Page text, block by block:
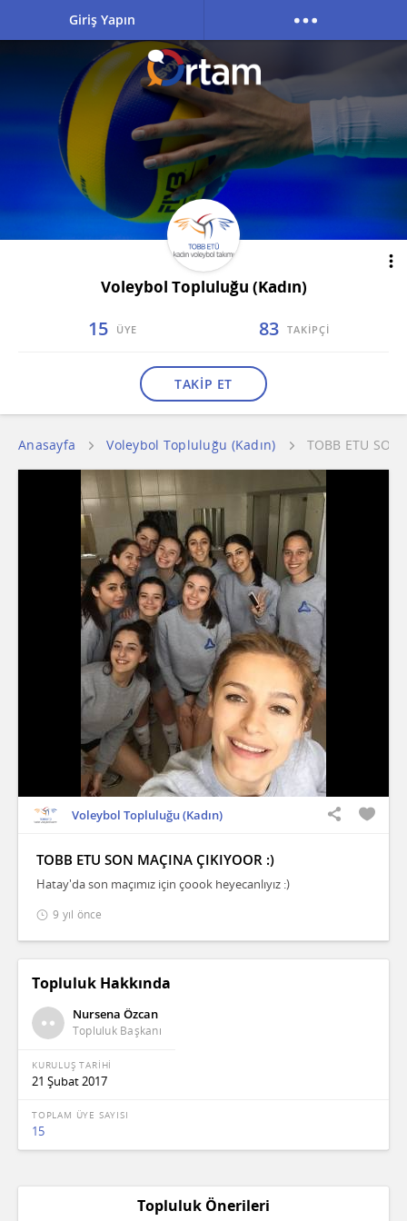
Voleybol Topluluğu (Kadın)
15 ÜYE 83 TAKİPÇİ
TAKİP ET
Anasayfa Voleybol Topluluğu (Kadın) TOBB ETU
Voleybol Topluluğu (Kadın)
TOBB ETU SON MAÇINA ÇIKIYOOR :)
Hatay'da son maçımız için çoook heyecanlıyız :)
9 yıl önce
Topluluk Hakkında
Nursena Özcan
Topluluk Başkanı
KURULUŞ TARİHİ
21 Şubat 2017
TOPLAM ÜYE SAYISI
15
Topluluk Önerileri
Giriş Yapın